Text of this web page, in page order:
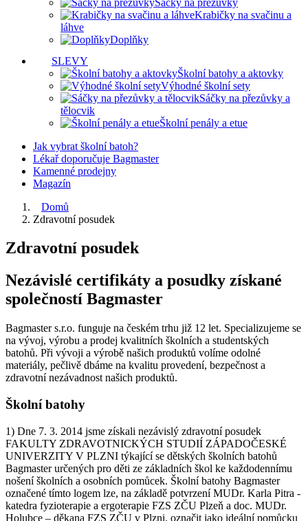
Krabičky na svačinu a
láhve
Doplňky
SLEVY
Školní batohy a aktovky
Výhodné školní sety
Sáčky na přezůvky a
tělocvik
Školní penály a etue
Jak vybrat školní batoh?
Lékař doporučuje Bagmaster
Kamenné prodejny
Magazín
Domů
Zdravotní posudek
Zdravotní posudek
Nezávislé certifikáty a posudky získané
společností Bagmaster
Bagmaster s.r.o. funguje na českém trhu již 12 let. Specializujeme se
na vývoj, výrobu a prodej kvalitních školních a studentských
batohů. Při vývoji a výrobě našich produktů volíme odolné
materiály, pečlivě dbáme na kvalitu provedení, bezpečnost a
zdravotní nezávadnost našich produktů.
Školní batohy
1) Dne 7. 3. 2014 jsme získali nezávislý zdravotní posudek
FAKULTY ZDRAVOTNICKÝCH STUDIÍ ZÁPADOČESKÉ
UNIVERZITY V PLZNI týkající se dětských školních batohů
Bagmaster určených pro děti ze základních škol ke každodennímu
nošení školních a osobních pomůcek. Školní batohy Bagmaster
označené tímto logem lze, na základě potvrzení MUDr. Karla Pitra -
katedra fyzioterapie a ergoterapie FZS ZČU Plzeň a doc. MUDr.
Holubce – děkana FZS ZČU v Plzni, označit jako ideální pomůcku